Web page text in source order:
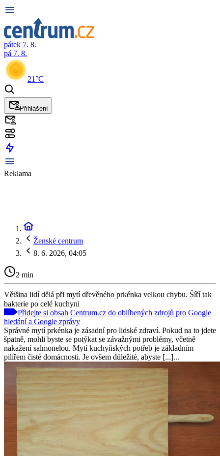
pátek 7. 8.
pá 7. 8.
21°C
Přihlášení
Reklama
Ženské centrum
8. 6. 2026, 04:05
2 min
Většina lidí dělá při mytí dřevěného prkénka velkou chybu. Šíří tak
bakterie po celé kuchyni
Přidejte si obsah Centrum.cz do oblíbených zdrojů pro Google
hledání a Google zprávy
Správné mytí prkénka je zásadní pro lidské zdraví. Pokud na to jdete
špatně, mohli byste se potýkat se závažnými problémy, včetně
nakažení salmonelou. Mytí kuchyňských potřeb je základním
pilířem čisté domácnosti. Je ovšem důležité, abyste [...]...